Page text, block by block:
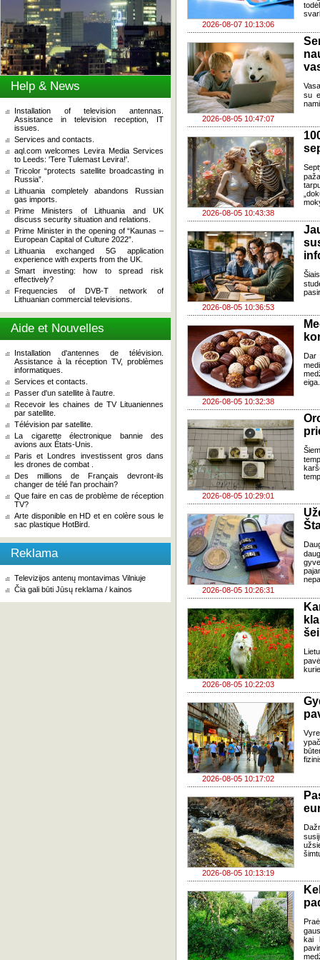
Help & News
Installation of television antennas.
Assistance in television reception, IT
issues.
Services and contacts.
aql.com welcomes Levira Media Services
to Leeds: 'Tere Tulemast Levira!'.
Tricolor “protects satellite broadcasting in
Russia”.
Lithuania completely abandons Russian
gas imports.
Prime Ministers of Lithuania and UK
discuss security situation and relations.
Prime Minister in the opening of “Kaunas –
European Capital of Culture 2022”.
Lithuania exchanged 5G application
experience with experts from the UK.
Smart investing: how to spread risk
effectively?
Frequencies of DVB-T network of
Lithuanian commercial televisions.
Aide et Nouvelles
Installation d'antennes de télévision.
Assistance à la réception TV, problèmes
informatiques.
Services et contacts.
Passer d'un satellite à l'autre.
Recevoir les chaines de TV Lituaniennes
par satellite.
Télévision par satellite.
La cigarette électronique bannie des
avions aux États-Unis.
Paris et Londres investissent gros dans
les drones de combat .
Des millions de Français devront-ils
changer de télé l'an prochain?
Que faire en cas de problème de réception
TV?
Arte disponible en HD et en colère sous le
sac plastique HotBird.
Reklama
Televizijos antenų montavimas Vilniuje
Čia gali būti Jūsų reklama / kainos
2026-08-07 10:13:06
2026-08-05 10:47:07
su
2026-08-05 10:43:38
2026-08-05 10:36:53
2026-08-05 10:32:38
Dar
2026-08-05 10:29:01
2026-08-05 10:26:31
2026-08-05 10:22:03
2026-08-05 10:17:02
2026-08-05 10:13:19
kai